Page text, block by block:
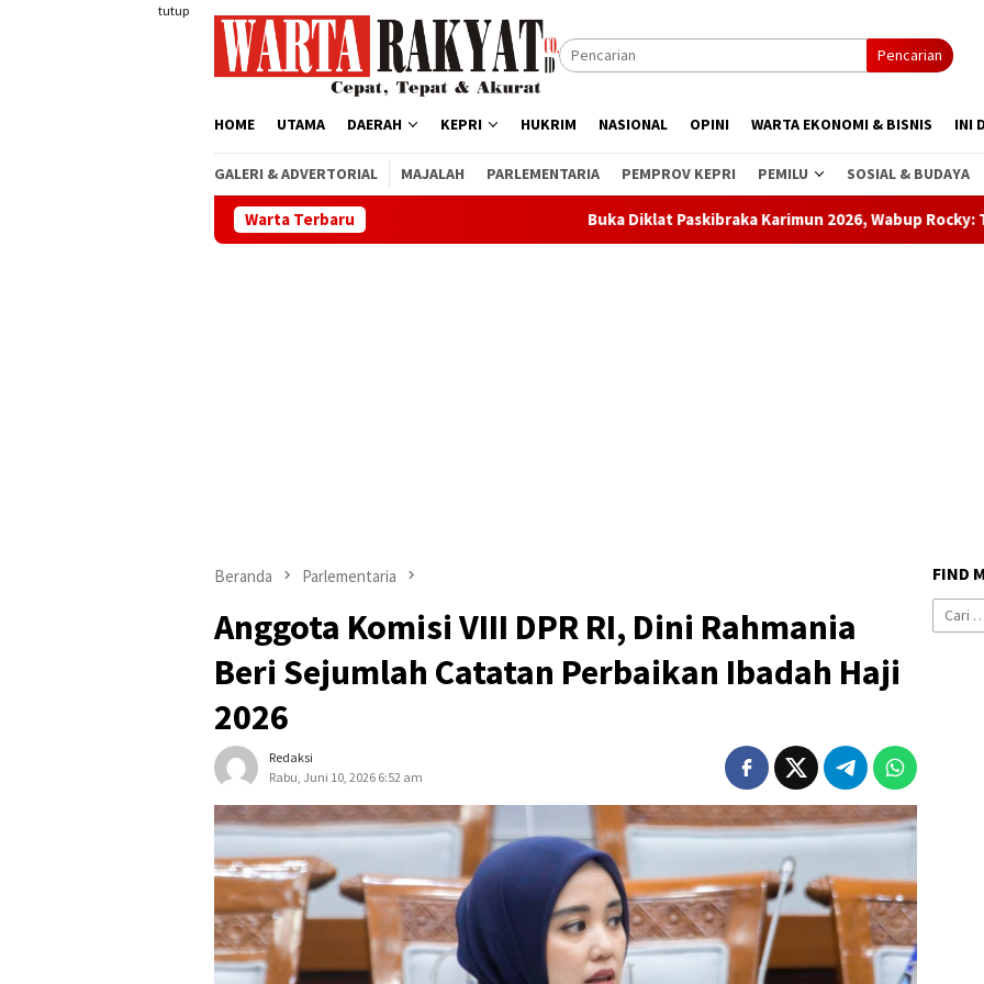
tutup
Pencarian
HOME UTAMA DAERAH KEPRI HUKRIM NASIONAL OPINI WARTA EKONOMI & BISNIS INI
GALERI & ADVERTORIAL MAJALAH PARLEMENTARIA PEMPROV KEPRI PEMILU SOSIAL & BUDAYA
Warta Terbaru Buka Diklat Paskibraka Karimun 2026, Wabup Rocky: Tugas Ini Bukan
Beranda Parlementaria
Anggota Komisi VIII DPR RI, Dini Rahmania
Beri Sejumlah Catatan Perbaikan Ibadah Haji
2026
Redaksi
Rabu, Juni 10, 2026 6:52 am
FIND
Cari
untuk: